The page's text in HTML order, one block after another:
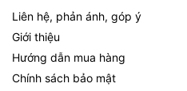
Liên hệ, phản ánh, góp ý
Giới thiệu
Hướng dẫn mua hàng
Chính sách bảo mật